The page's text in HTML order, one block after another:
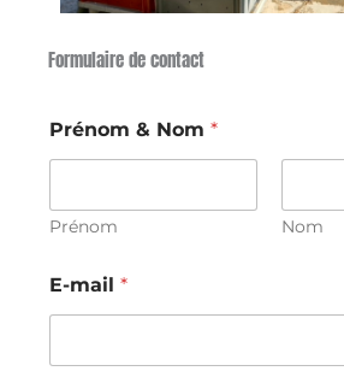
Formulaire de contact
Prénom & Nom *
Prénom Nom
M
e
s
E-mail *